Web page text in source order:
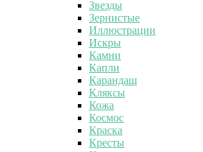
Звезды
Зернистые
Иллюстрации
Искры
Камни
Капли
Карандаш
Кляксы
Кожа
Космос
Краска
Кресты